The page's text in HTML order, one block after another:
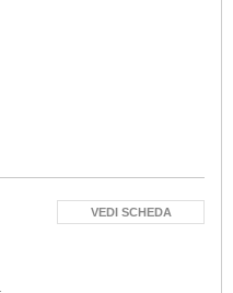
VEDI SCHEDA